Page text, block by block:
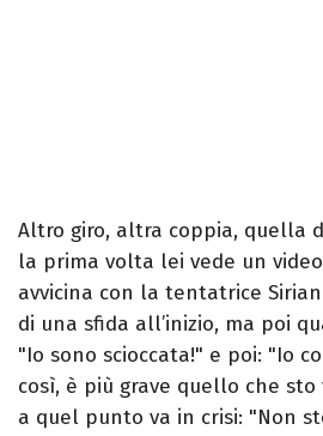
Altro giro, altra coppia, quella
la prima volta lei vede un
avvicina con la tentatrice
di una sfida all’inizio, ma poi
"Io sono scioccata!" e poi: "Io
così, è più grave quello che
a quel punto va in crisi: "Non